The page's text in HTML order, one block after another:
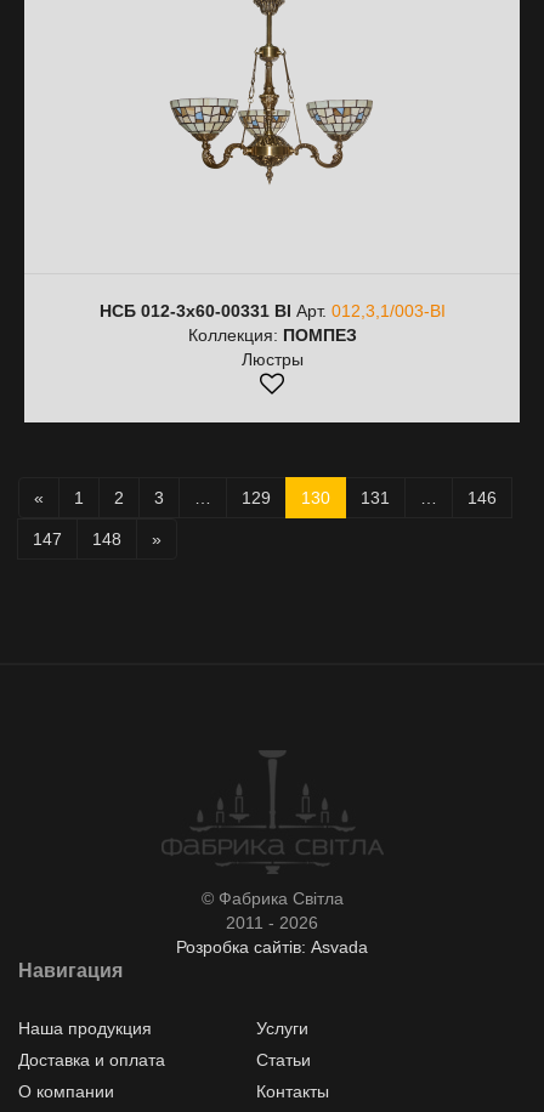
НСБ 012-3х60-00331 ВІ Арт. 012,3,1/003-ВІ
Коллекция: ПОМПЕЗ
Люстры
« 1 2 3 129 130 131 146
147 148 »
© Фабрика Світла
2011 - 2026
Розробка сайтів: Asvada
Навигация
Наша продукция
Услуги
Доставка и оплата
Статьи
О компании
Контакты